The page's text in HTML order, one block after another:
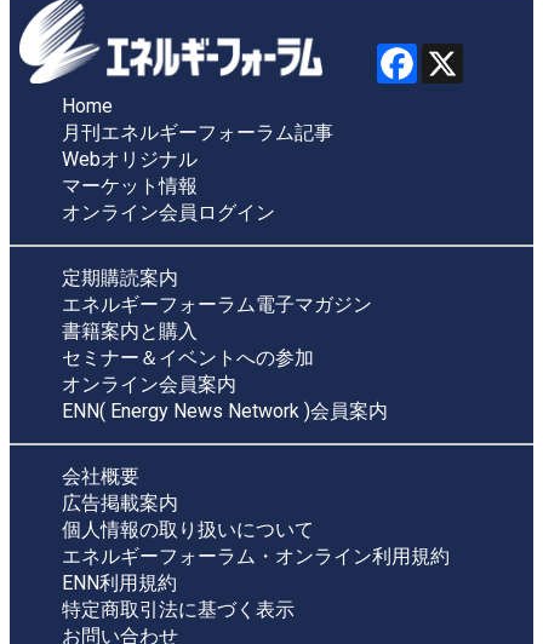
Home
月刊エネルギーフォーラム記事
Webオリジナル
マーケット情報
オンライン会員ログイン
定期購読案内
エネルギーフォーラム電子マガジン
書籍案内と購入
セミナー＆イベントへの参加
オンライン会員案内
ENN( Energy News Network )会員案内
会社概要
広告掲載案内
個人情報の取り扱いについて
エネルギーフォーラム・オンライン利用規約
ENN利用規約
特定商取引法に基づく表示
お問い合わせ